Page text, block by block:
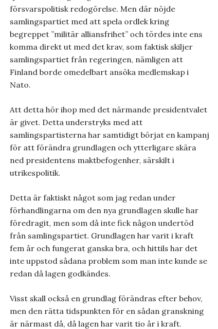
försvarspolitisk redogörelse. Men där nöjde
samlingspartiet med att spela ordlek kring
begreppet ”militär alliansfrihet” och tördes inte ens
komma direkt ut med det krav, som faktisk skiljer
samlingspartiet från regeringen, nämligen att
Finland borde omedelbart ansöka medlemskap i
Nato.
Att detta hör ihop med det närmande presidentvalet
är givet. Detta understryks med att
samlingspartisterna har samtidigt börjat en kampanj
för att förändra grundlagen och ytterligare skära
ned presidentens maktbefogenher, särskilt i
utrikespolitik.
Detta är faktiskt något som jag redan under
förhandlingarna om den nya grundlagen skulle har
föredragit, men som då inte fick någon undertöd
från samlingspartiet. Grundlagen har varit i kraft
fem år och fungerat ganska bra, och hittils har det
inte uppstod sådana problem som man inte kunde se
redan då lagen godkändes.
Visst skall också en grundlag förändras efter behov,
men den rätta tidspunkten för en sådan granskning
är närmast då, då lagen har varit tio år i kraft.